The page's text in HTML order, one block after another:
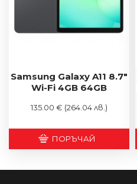
Samsung Galaxy A11 8.7"
Wi-Fi 4GB 64GB
135.00 € (264.04 лв.)
ПОРЪЧАЙ